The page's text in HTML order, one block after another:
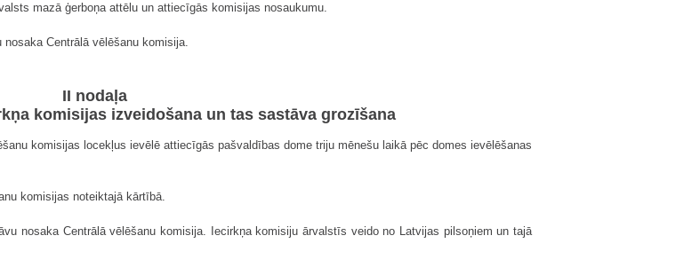
mazā ģerboņa attēlu un attiecīgās komisijas nosaukumu.
Centrālā vēlēšanu komisija.
II nodaļa
komisijas izveidošana un tas sastāva grozīšana
komisijas locekļus ievēlē attiecīgās pašvaldības dome triju mēnešu laikā pēc domes ievēlēšanas
komisijas noteiktajā kārtībā.
nosaka Centrālā vēlēšanu komisija. Iecirkņa komisiju ārvalstīs veido no Latvijas pilsoņiem un tajā